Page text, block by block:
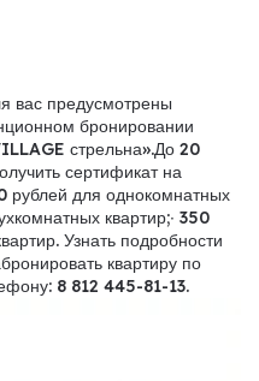
вас предусмотрены
бронировании
стрельна».До 20
сертификат на
рублей для однокомнатных
квартир;∙ 350
Узнать подробности
квартиру по
8 812 445-81-13.